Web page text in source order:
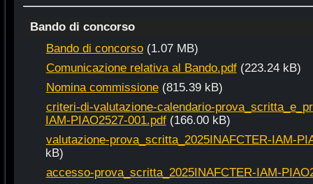
Bando di concorso
Bando di concorso (1.07 MB)
Comunicazione relativa al Bando.pdf (223.24 kB)
Nomina commissione (815.39 kB)
criteri-di-valutazione-calendario-
IAM-PIAO2527-001.pdf (166.00 kB)
valutazione-prova_scritta_2025INAFCTER-IAM-
kB)
accesso-prova_scritta_2025INAFCTER-IAM-